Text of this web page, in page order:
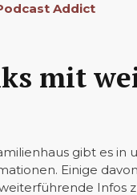
Addict
mit
gibt es in
Einige
Infos